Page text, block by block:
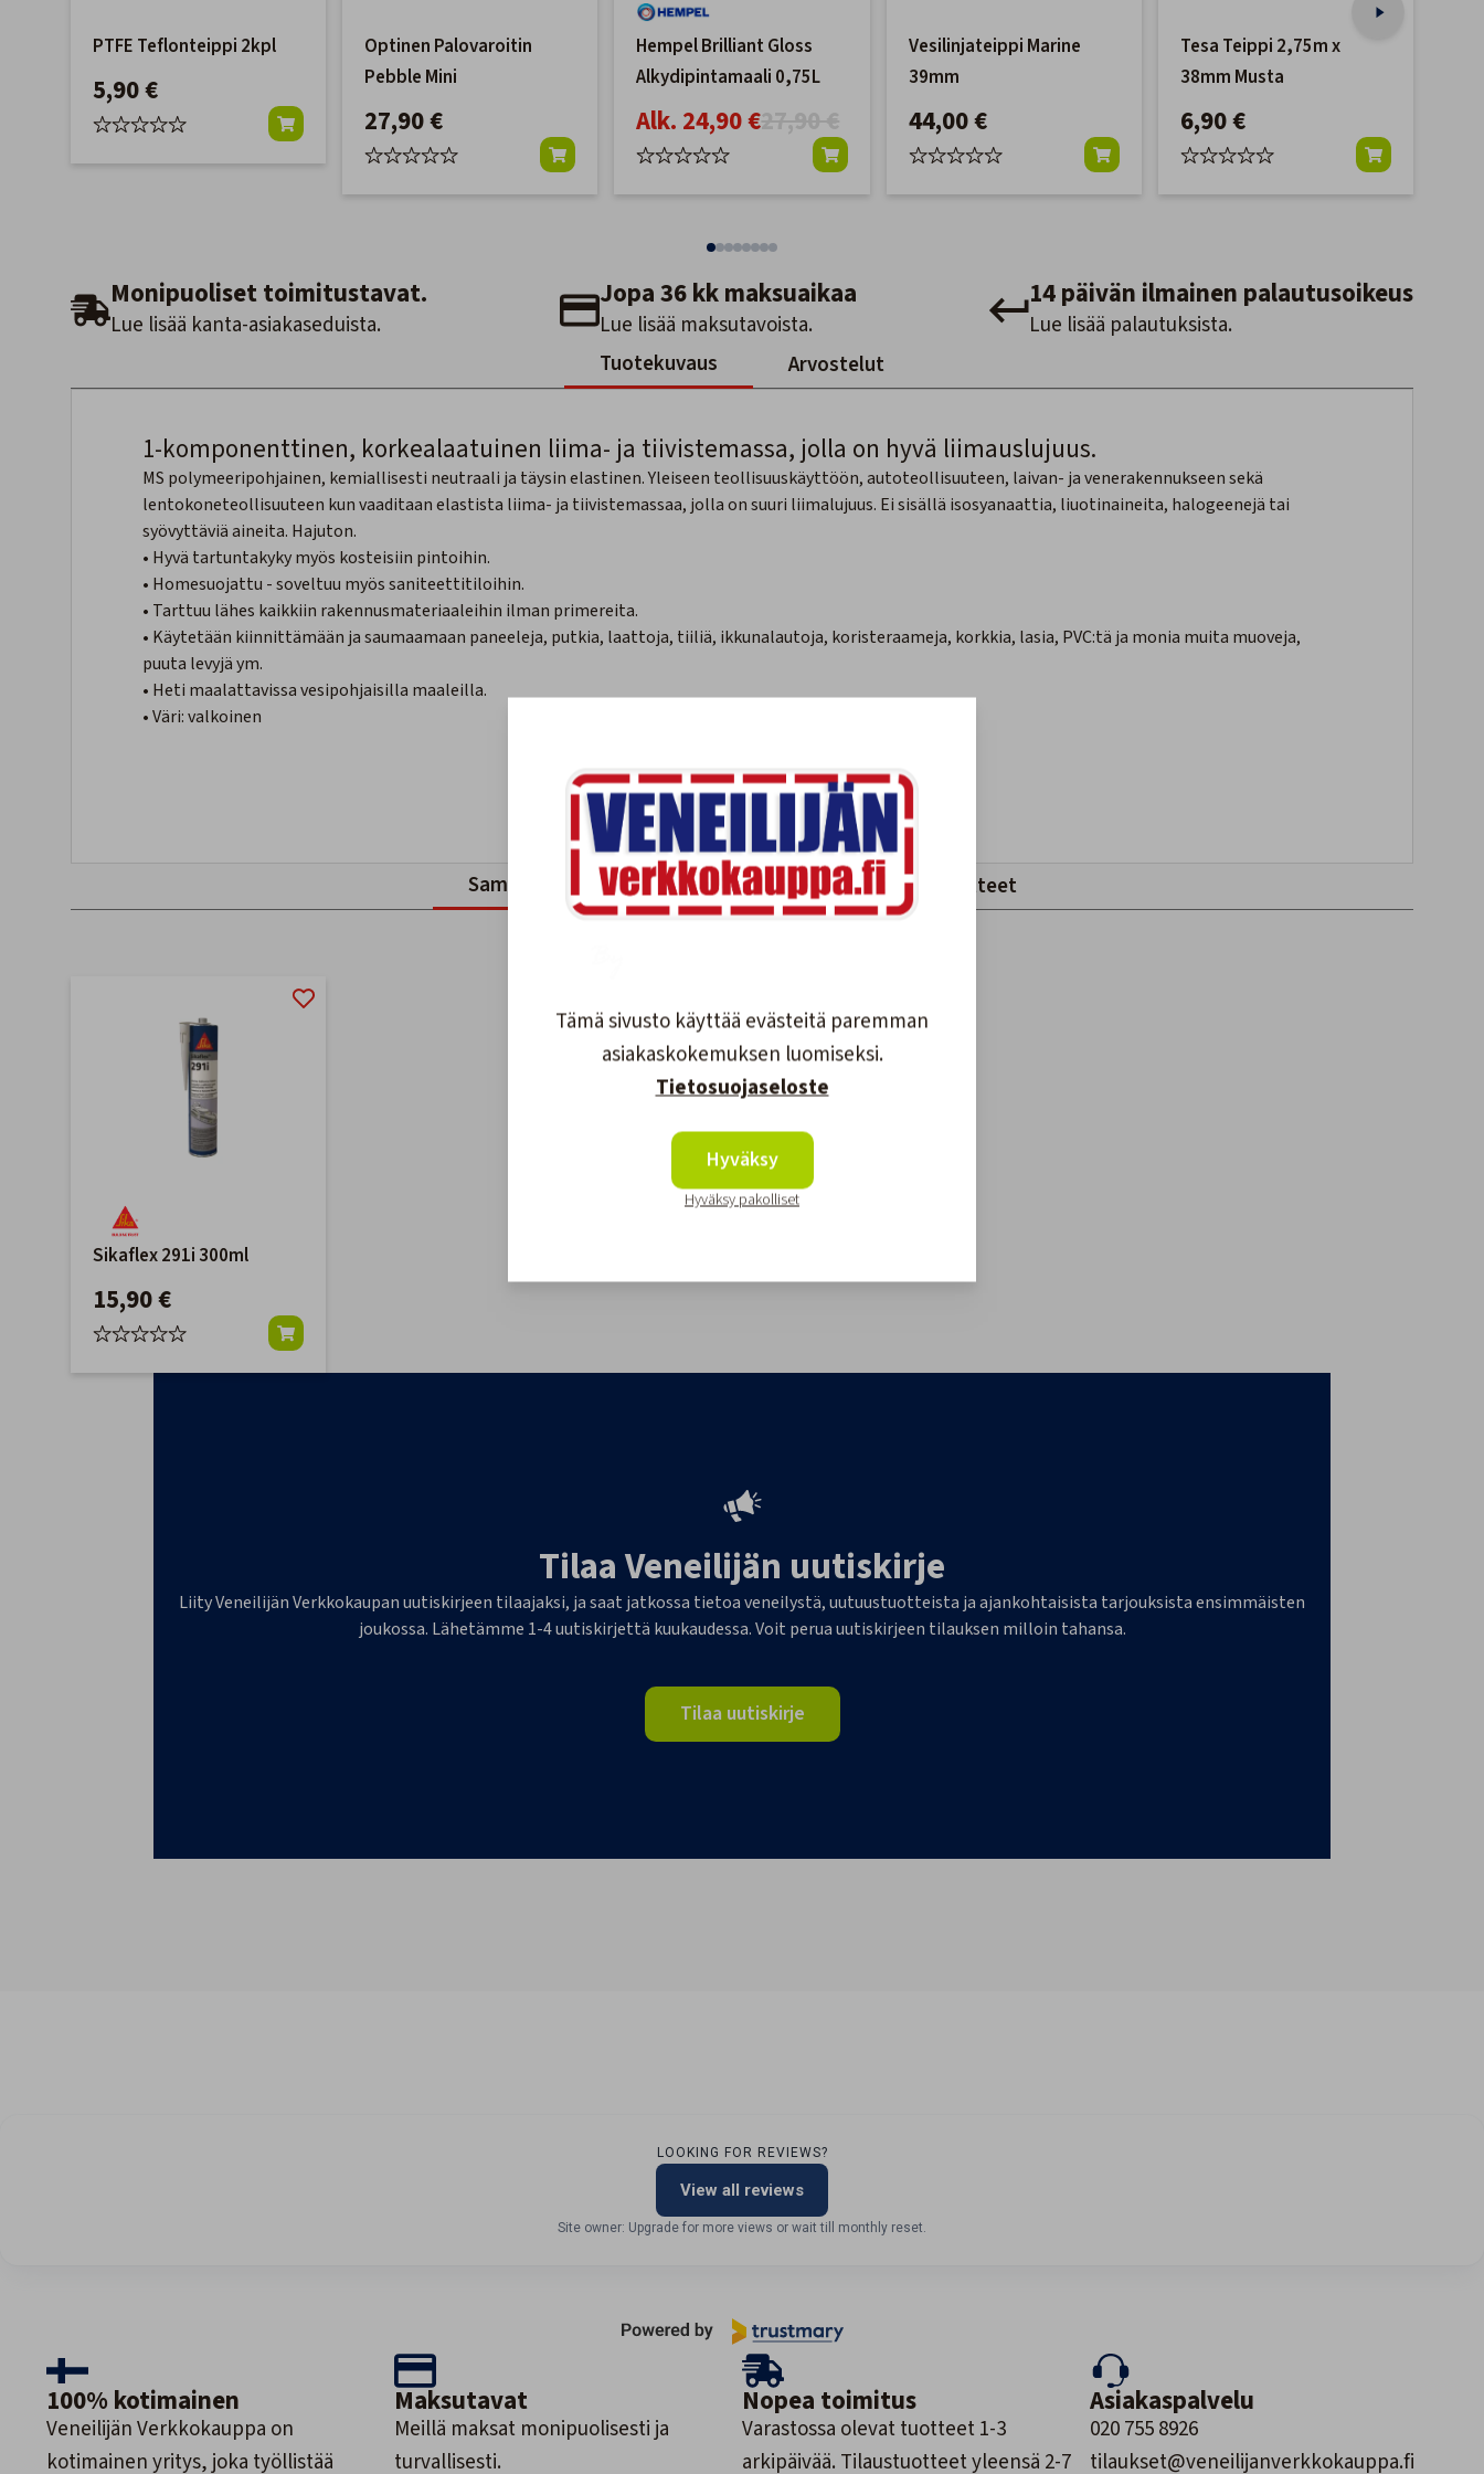
PTFE Teflonteippi 2kpl
5,90 €
Optinen Palovaroitin
Pebble Mini
27,90 €
Hempel Brilliant Gloss
Alkydipintamaali 0,75L
Alk. 24,90 €
Vesilinjateippi Marine
39mm
44,00 €
Tesa Teippi 2,75m x
38mm Musta
6,90 €
Monipuoliset toimitustavat.
Lue lisää kanta-asiakaseduista.
Jopa 36 kk maksuaikaa
Lue lisää maksutavoista.
14 päivän ilmainen palautusoikeus
Lue lisää palautuksista.
Tuotekuvaus
Arvostelut
1-komponenttinen, korkealaatuinen liima- ja tiivistemassa, jolla on hyvä liimauslujuus.
MS polymeeripohjainen, kemiallisesti neutraali ja täysin elastinen. Yleiseen teollisuuskäyttöön, autoteollisuuteen, laivan- ja venerakennukseen sekä
lentokoneteollisuuteen kun vaaditaan elastista liima- ja tiivistemassaa, jolla on suuri liimalujuus. Ei sisällä isosyanaattia, liuotinaineita, halogeenejä tai
syövyttäviä aineita. Hajuton.
• Hyvä tartuntakyky myös kosteisiin pintoihin.
• Homesuojattu - soveltuu myös saniteettitiloihin.
• Tarttuu lähes kaikkiin rakennusmateriaaleihin ilman primereita.
• Käytetään kiinnittämään ja saumaamaan paneeleja, putkia, laattoja, tiiliä, ikkunalautoja, koristeraameja, korkkia, lasia, PVC:tä ja monia muita muoveja,
puuta levyjä ym.
• Heti maalattavissa vesipohjaisilla maaleilla.
• Väri: valkoinen
Samankaltaiset tuotteet Viimeksi katsotut tuotteet
Sikaflex 291i 300ml
15,90 €
Tilaa Veneilijän uutiskirje
Liity Veneilijän Verkkokaupan uutiskirjeen tilaajaksi, ja saat jatkossa tietoa veneilystä, uutuustuotteista ja ajankohtaisista tarjouksista ensimmäisten
joukossa. Lähetämme 1-4 uutiskirjettä kuukaudessa. Voit perua uutiskirjeen tilauksen milloin tahansa.
Tilaa uutiskirje
LOOKING FOR REVIEWS?
View all reviews
Site owner: Upgrade for more views or wait till monthly reset.
100% kotimainen
Veneilijän Verkkokauppa on
kotimainen yritys, joka työllistää
Maksutavat
Meillä maksat monipuolisesti ja
turvallisesti.
Nopea toimitus
Varastossa olevat tuotteet 1-3
arkipäivää. Tilaustuotteet yleensä 2-7
Asiakaspalvelu
020 755 8926
tilaukset@veneilijanverkkokauppa.fi
Tämä sivusto käyttää evästeitä paremman
asiakaskokemuksen luomiseksi.
Tietosuojaseloste
Hyväksy
Hyväksy pakolliset